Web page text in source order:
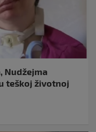
Nudžejma
teškoj životnoj